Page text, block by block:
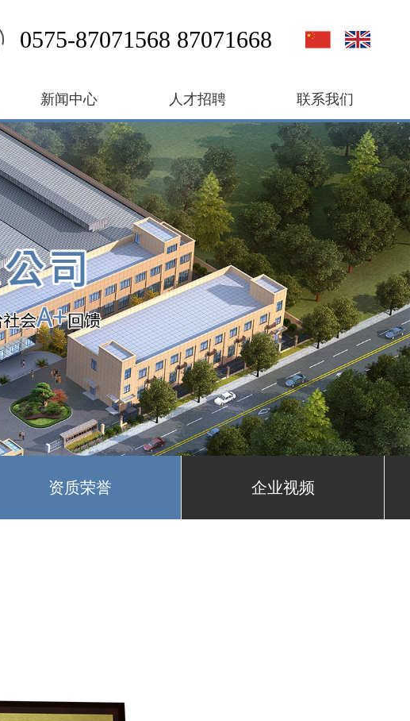
0575-87071568 87071668
新闻中心 人才招聘 联系我们
资质荣誉 企业视频